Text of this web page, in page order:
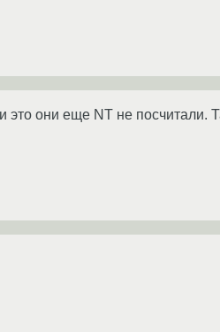
они еще NT не посчитали.